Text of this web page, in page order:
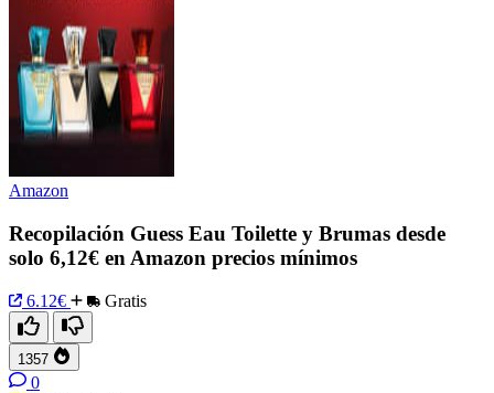
Amazon
Recopilación Guess Eau Toilette y Brumas desde
solo 6,12€ en Amazon precios mínimos
6.12€ Gratis
1357
0